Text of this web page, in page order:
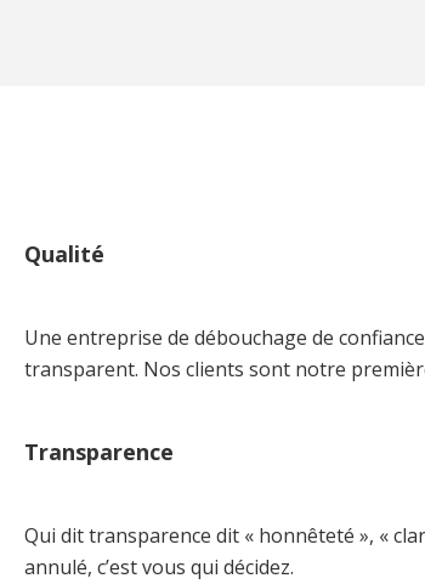
Qualité
Une entreprise de débouchage de
transparent. Nos clients sont notre
Transparence
Qui dit transparence dit « honnêteté », «
annulé, c’est vous qui décidez.